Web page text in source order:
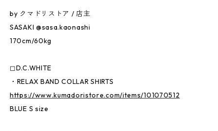
by クマドリストア / 店主
SASAKI @sasa.kaonashi
170cm/60kg
◻︎D.C.WHITE
・RELAX BAND COLLAR SHIRTS
https://www.kumadoristore.com/items/101070512
BLUE S size